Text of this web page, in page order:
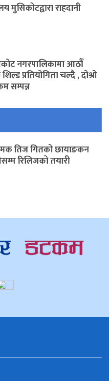
मुसिकोटद्वारा राहदानी
नगरपालिकामा आठौँ
शिल्ड प्रतियोगिता चल्दै , दोश्रो
सम्पन्न
तिज गितको छायाङकन
रिलिजको तयारी